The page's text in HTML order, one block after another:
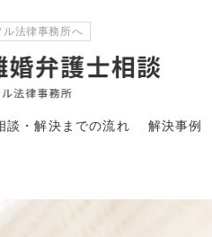
法律事務所へ
談・解決 までの流れ 解決事例